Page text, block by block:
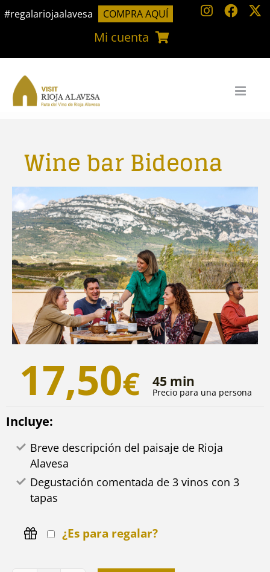
Saltar
#regalariojaalavesa COMPRA AQUÍ
Mi cuenta
Wine bar Bideona
17,50€ 45 min
Precio para una persona
Incluye:
Breve descripción del paisaje de Rioja
Alavesa
Degustación comentada de 3 vinos con 3
tapas
¿Es para regalar?